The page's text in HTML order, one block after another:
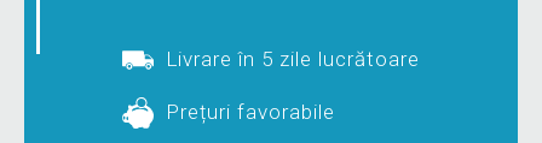
Livrare în 5 zile lucrătoare
Prețuri favorabile